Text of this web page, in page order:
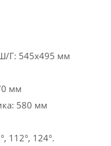
Г: 545х495 мм
мм
580 мм
112°, 124°.